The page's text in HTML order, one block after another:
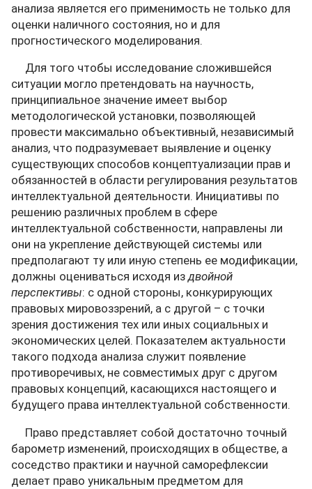
анализа является его применимость не только для
оценки наличного состояния, но и для
прогностического моделирования.
Для того чтобы исследование сложившейся
ситуации могло претендовать на научность,
принципиальное значение имеет выбор
методологической установки, позволяющей
провести максимально объективный, независимый
анализ, что подразумевает выявление и оценку
существующих способов концептуализации прав и
обязанностей в области регулирования результатов
интеллектуальной деятельности. Инициативы по
решению различных проблем в сфере
интеллектуальной собственности, направлены ли
они на укрепление действующей системы или
предполагают ту или иную степень ее модификации,
должны оцениваться исходя издвойной
перспективы: с одной стороны, конкурирующих
правовых мировоззрений, а с другой – с точки
зрения достижения тех или иных социальных и
экономических целей. Показателем актуальности
такого подхода анализа служит появление
противоречивых, не совместимых друг с другом
правовых концепций, касающихся настоящего и
будущего права интеллектуальной собственности.
Право представляет собой достаточно точный
барометр изменений, происходящих в обществе, а
соседство практики и научной саморефлексии
делает право уникальным предметом для